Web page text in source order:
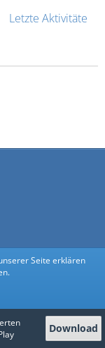
Letzte Aktivitäten
Download
Seite erklären